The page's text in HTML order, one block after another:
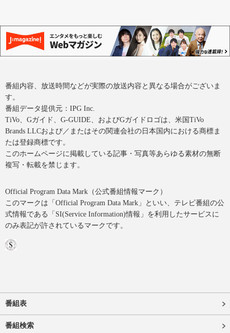
番組内容、放送時間などが実際の放送内容と異なる場合がございま
す。
番組データ提供元：IPG Inc.
TiVo、Gガイド、G-GUIDE、およびGガイドロゴは、米国TiVo
Brands LLCおよび／またはその関連会社の日本国内における商標ま
たは登録商標です。
このホームページに掲載している記事・写真等あらゆる素材の無断
複写・転載を禁じます。
Official Program Data Mark（公式番組情報マーク）
このマークは「Official Program Data Mark」といい、テレビ番組の公
式情報である「SI(Service Information)情報」を利用したサービスに
のみ表記が許されているマークです。
番組表
番組検索